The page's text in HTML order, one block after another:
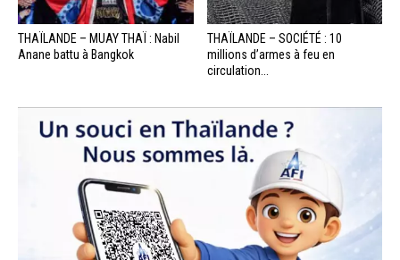
THAÏLANDE – MUAY THAÏ : Nabil
Anane battu à Bangkok
THAÏLANDE – SOCIÉTÉ : 10
millions d’armes à feu en
circulation...